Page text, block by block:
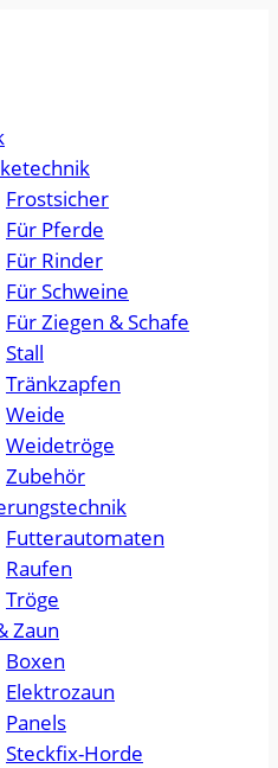
Frostsicher
Für Pferde
Für Rinder
Für Schweine
Für Ziegen & Schafe
Stall
Tränkzapfen
Weide
Weidetröge
Zubehör
Futterautomaten
Raufen
Tröge
Zaun
Boxen
Elektrozaun
Panels
Steckfix-Horde